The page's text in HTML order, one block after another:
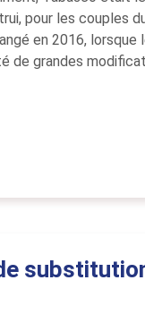
pour les couples
en 2016, lorsque
de grandes